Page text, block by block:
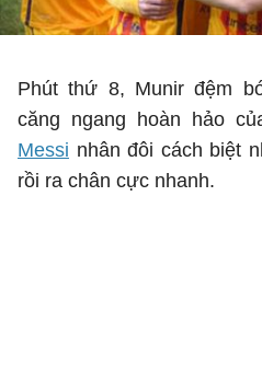
Phút thứ 8, Munir đệm
căng ngang hoàn hảo
Messi nhân đôi cách biệt
rồi ra chân cực nhanh.